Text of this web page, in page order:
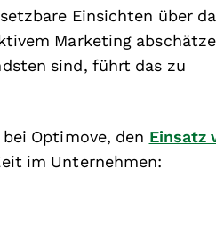
Einsichten über
Marketing
sind, führt das zu
Optimove, den Einsatz
im Unternehmen: